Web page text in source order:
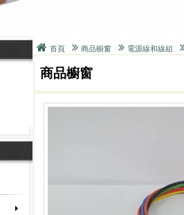
首頁 商品櫥窗 電源線和線組
商品櫥窗